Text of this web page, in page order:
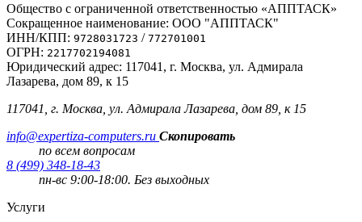
Общество с ограниченной ответственностью «АППТАСК»
Сокращенное наименование: ООО "АППТАСК"
ИНН/КПП: 9728031723 / 772701001
ОГРН: 2217702194081
Юридический адрес: 117041, г. Москва, ул. Адмирала
Лазарева, дом 89, к 15
117041, г. Москва, ул. Адмирала Лазарева, дом 89, к 15
info@expertiza-computers.ru Скопировать
по всем вопросам
8 (499) 348-18-43
пн-вс 9:00-18:00. Без выходных
Услуги